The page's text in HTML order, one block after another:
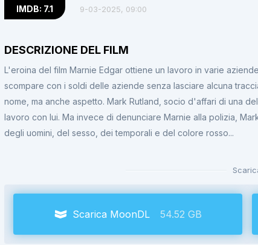
IMDB: 7.1 9-03-2025, 09:00
DESCRIZIONE DEL FILM
L'eroina del film Marnie Edgar ottiene un lavoro in varie
scompare con i soldi delle aziende senza lasciare alcuna
nome, ma anche aspetto. Mark Rutland, socio d'affari di una
lavoro con lui. Ma invece di denunciare Marnie alla polizia,
degli uomini, del sesso, dei temporali e del colore rosso...
Scarica MoonDL 54.52 GB